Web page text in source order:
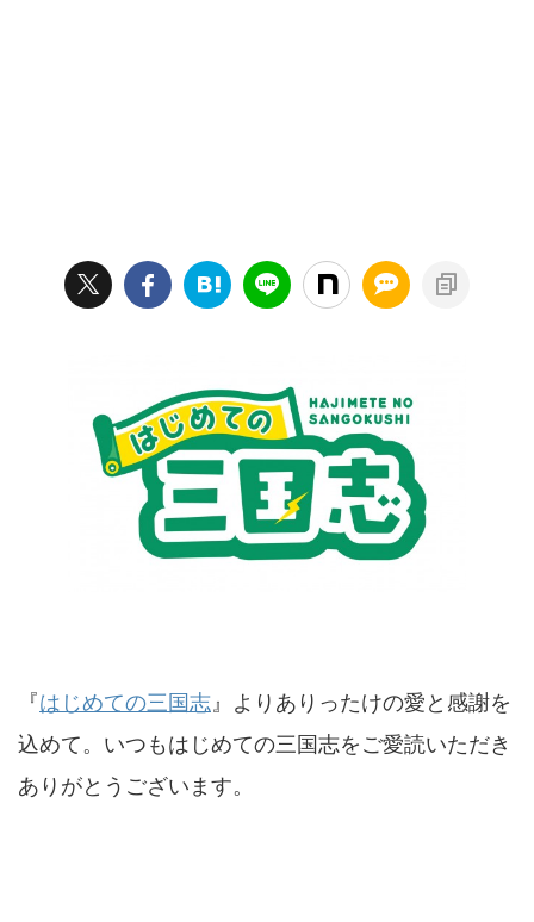
『はじめての三国志 』よりありったけの愛と感謝を
込めて。いつもはじめての三国志をご愛読いただき
ありがとうございます。